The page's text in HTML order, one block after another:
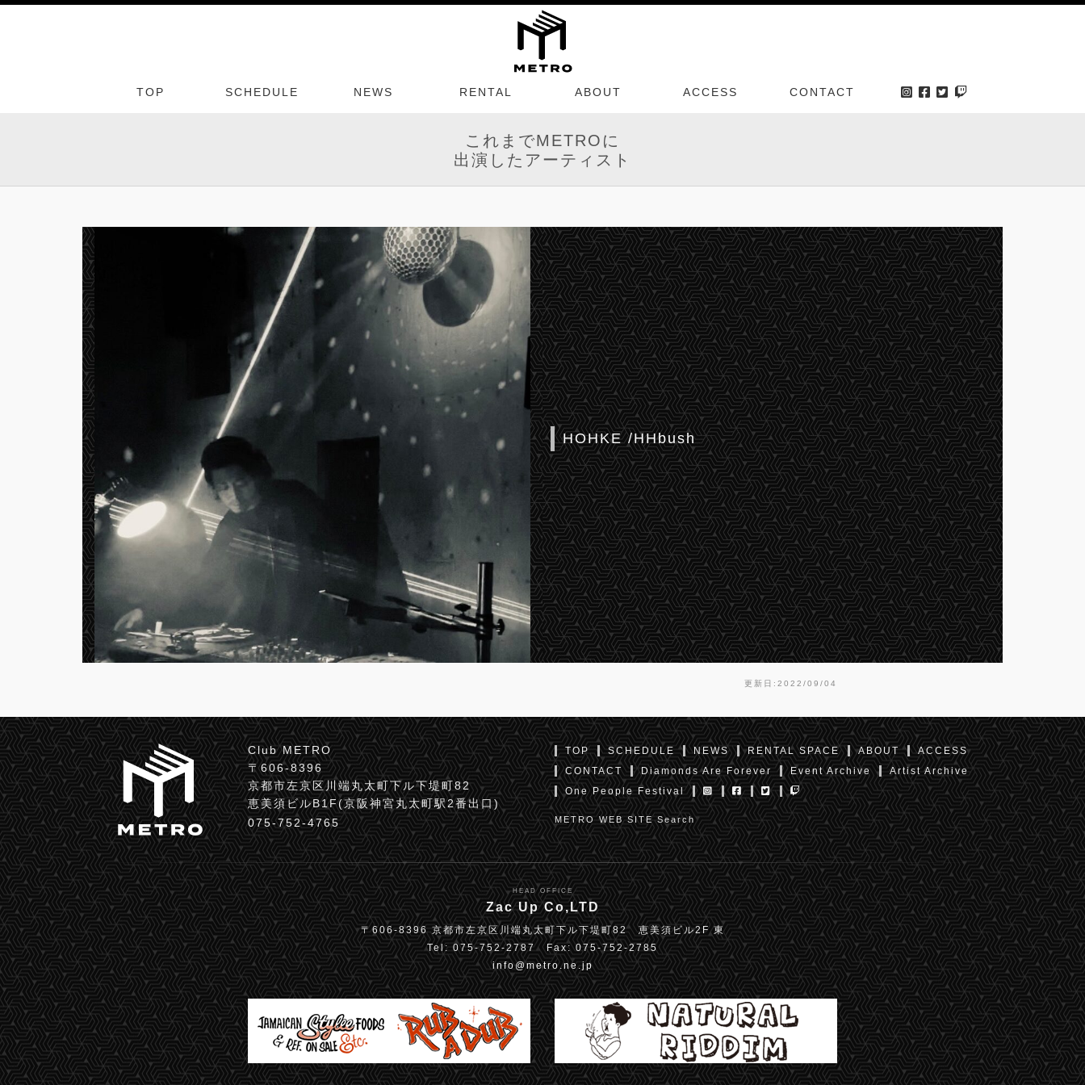
TOP SCHEDULE NEWS RENTAL ABOUT ACCESS CONTACT
これまでMETROに
出演したアーティスト
HOHKE /HHbush
更新日:2022/09/04
Club METRO
〒606-8396
京都市左京区川端丸太町下ル下堤町82
恵美須ビルB1F(京阪神宮丸太町駅2番出口)
075-752-4765
TOP SCHEDULE NEWS RENTAL SPACE ABOUT
ACCESS
CONTACT
Diamonds Are Forever Event Archive
Artist Archive
One People Festival
METRO WEB SITE Search
HEAD OFFICE
Zac Up Co,LTD
〒606-8396 京都市左京区川端丸太町下ル下堤町82 恵美須ビル2F 東
Tel: 075-752-2787 Fax: 075-752-2785
info@metro.ne.jp